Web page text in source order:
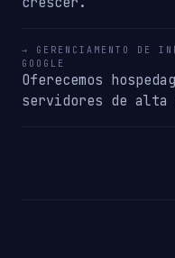
→ GERENCIAMENTO DE
GOOGLE
Oferecemos
servidores de alta